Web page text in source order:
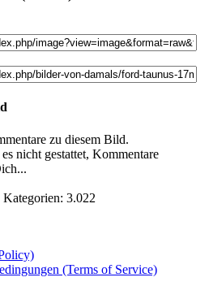
zu diesem Bild.
nicht gestattet, Kommentare
3.022
(Terms of Service)